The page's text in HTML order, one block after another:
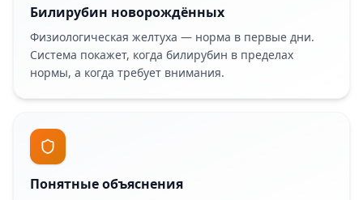
Билирубин новорождённых
Физиологическая желтуха — норма в первые дни.
Система покажет, когда билирубин в пределах
нормы, а когда требует внимания.
Понятные объяснения